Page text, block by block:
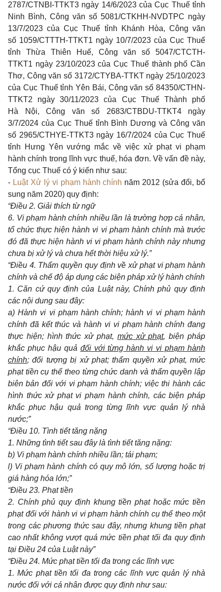
2787/CTNBI-TTKT3 ngày 14/6/2023 của Cục Thuế tỉnh
Ninh Bình, Công văn số 5081/CTKHH-NVDTPC ngày
13/7/2023 của Cục Thuế tỉnh Khánh Hòa, Công văn
số 1059/CTTTH-TTKT1 ngày 10/7/2023 của Cục Thuế
tỉnh Thừa Thiên Huế, Công văn số 5047/CTCTH-
TTKT1 ngày 23/10/2023 của Cục Thuế thành phố Cần
Thơ, Công văn số 3172/CTYBA-TTKT ngày 25/10/2023
của Cục Thuế tỉnh Yên Bái, Công văn số 84350/CTHN-
TTKT2 ngày 30/11/2023 của Cục Thuế Thành phố
Hà Nội, Công văn số 2683/CTBDU-TTKT4 ngày
3/7/2024 của Cục Thuế tỉnh Bình Dương và Công văn
số 2965/CTHYE-TTKT3 ngày 16/7/2024 của Cục Thuế
tỉnh Hưng Yên vướng mắc về việc xử phạt vi phạm
hành chính trong lĩnh vực thuế, hóa đơn. Về vấn đề này,
Tổng cục Thuế có ý kiến như sau:
- Luật Xử lý vi phạm hành chính năm 2012 (sửa đổi, bổ
sung năm 2020) quy định:
“Điều 2. Giải thích từ ngữ
6. Vi phạm hành chính nhiều lần là trường hợp cá nhân,
tổ chức thực hiện hành vi vi phạm hành chính mà trước
đó đã thực hiện hành vi vi phạm hành chính này nhưng
chưa bị xử lý và chưa hết thời hiệu xử lý.”
“Điều 4. Thẩm quyền quy định về xử phạt vi phạm hành
chính và chế độ áp dụng các biện pháp xử lý hành chính
1. Căn cứ quy định của Luật này, Chính phủ quy định
các nội dung sau đây:
a) Hành vi vi phạm hành chính; hành vi vi phạm hành
chính đã kết thúc và hành vi vi phạm hành chính đang
thực hiện; hình thức xử phạt, mức xử phạt, biện pháp
khắc phục hậu quả đối với từng hành vi vi phạm hành
chính; đối tượng bị xử phạt; thẩm quyền xử phạt, mức
phạt tiền cụ thể theo từng chức danh và thẩm quyền lập
biên bản đối với vi phạm hành chính; việc thi hành các
hình thức xử phạt vi phạm hành chính, các biện pháp
khắc phục hậu quả trong từng lĩnh vực quản lý nhà
nước;”
“Điều 10. Tình tiết tăng nặng
1. Những tình tiết sau đây là tình tiết tăng nặng:
b) Vi phạm hành chính nhiều lần; tái phạm;
l) Vi phạm hành chính có quy mô lớn, số lượng hoặc trị
giá hàng hóa lớn;”
“Điều 23. Phạt tiền
2. Chính phủ quy định khung tiền phạt hoặc mức tiền
phạt đối với hành vi vi phạm hành chính cụ thể theo một
trong các phương thức sau đây, nhưng khung tiền phạt
cao nhất không vượt quá mức tiền phạt tối đa quy định
tại Điều 24 của Luật này”
“Điều 24. Mức phạt tiền tối đa trong các lĩnh vực
1. Mức phạt tiền tối đa trong các lĩnh vực quản lý nhà
nước đối với cá nhân được quy định như sau: